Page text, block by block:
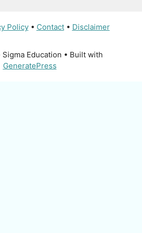
Policy• Contact• Disclaimer
Education • Built with
GeneratePress